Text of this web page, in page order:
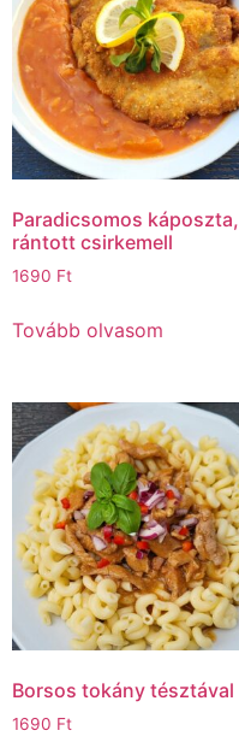
Paradicsomos káposzta,
rántott csirkemell
1690 Ft
Tovább olvasom
Borsos tokány tésztával
1690 Ft